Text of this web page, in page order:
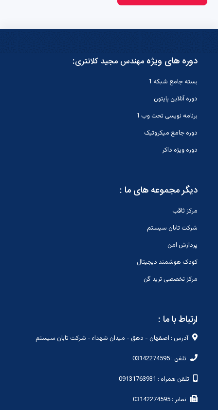
دوره های ویژه مهندس مجید کلانتری:
بسته جامع شبکه 1
دوره آنلاین پایتون
برنامه نویسی تحت وب 1
دوره جامع میکروتیک
دوره ویژه داکر
دیگر مجموعه های ما :
مرکز ثاقب
شرکت تابان سیستم
پردازش امن
کودک هوشمند دیجیتال
مرکز تخصصی ترید گن
ارتباط با ما :
آدرس : اصفهان - دهق - میدان شهداء - شرکت تابان سیستم
تلفن : 03142274595
تلفن همراه : 09131763931
نمابر : 03142274595